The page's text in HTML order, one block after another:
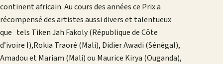
continent africain. Au cours des années ce Prix a
récompensé des artistes aussi divers et talentueux
que tels Tiken Jah Fakoly (République de Côte
d’ivoire I),Rokia Traoré (Mali), Didier Awadi (Sénégal),
Amadou et Mariam (Mali) ou Maurice Kirya (Ouganda),